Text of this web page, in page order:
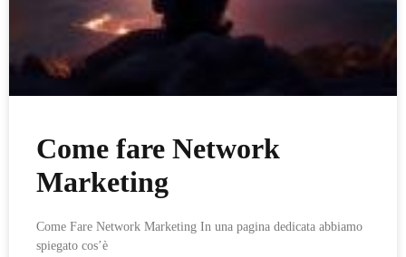
Come fare Network
Marketing
Come Fare Network Marketing In una pagina dedicata abbiamo
spiegato cos’è